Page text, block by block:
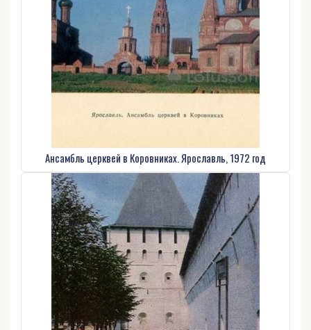
Ансамбль церквей в Коровниках. Ярославль, 1972 год